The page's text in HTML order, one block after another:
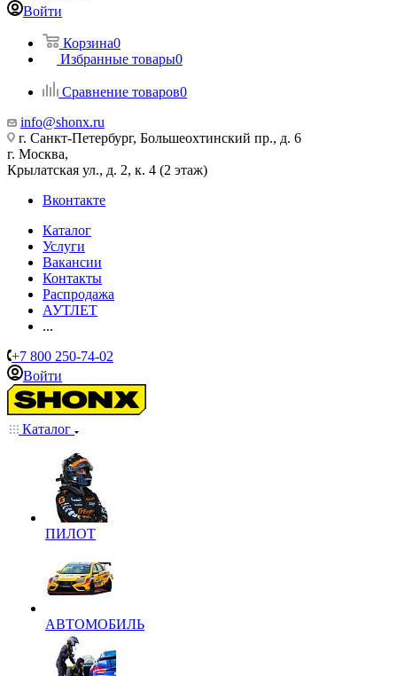
Войти
Корзина0
Избранные товары0
Сравнение товаров0
info@shonx.ru
г. Санкт-Петербург, Большеохтинский пр., д. 6
г. Москва,
Крылатская ул., д. 2, к. 4 (2 этаж)
Вконтакте
Каталог
Услуги
Вакансии
Контакты
Распродажа
АУТЛЕТ
...
+7 800 250-74-02
Войти
Каталог
ПИЛОТ
АВТОМОБИЛЬ